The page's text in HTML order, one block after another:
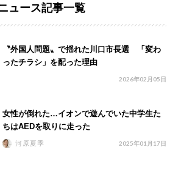
ュース記事一覧
〝外国人問題〟で揺れた川口市長選 「変わ
ったチラシ」を配った理由
2026年02月05日
女性が倒れた…イオンで遊んでいた中学生た
ちはAEDを取りに走った
河原夏季 2025年01月17日